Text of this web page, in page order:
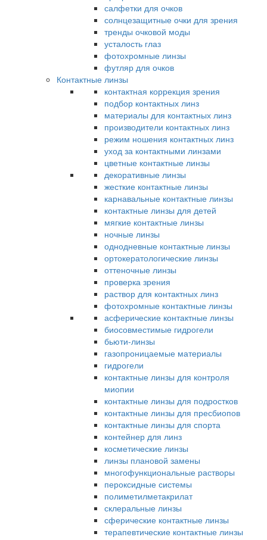
салфетки для очков
солнцезащитные очки для зрения
тренды очковой моды
усталость глаз
фотохромные линзы
футляр для очков
Контактные линзы
контактная коррекция зрения
подбор контактных линз
материалы для контактных линз
производители контактных линз
режим ношения контактных линз
уход за контактными линзами
цветные контактные линзы
декоративные линзы
жесткие контактные линзы
карнавальные контактные линзы
контактные линзы для детей
мягкие контактные линзы
ночные линзы
однодневные контактные линзы
ортокератологические линзы
оттеночные линзы
проверка зрения
раствор для контактных линз
фотохромные контактные линзы
асферические контактные линзы
биосовместимые гидрогели
бьюти-линзы
газопроницаемые материалы
гидрогели
контактные линзы для контроля
миопии
контактные линзы для подростков
контактные линзы для пресбиопов
контактные линзы для спорта
контейнер для линз
косметические линзы
линзы плановой замены
многофункциональные растворы
пероксидные системы
полиметилметакрилат
склеральные линзы
сферические контактные линзы
терапевтические контактные линзы